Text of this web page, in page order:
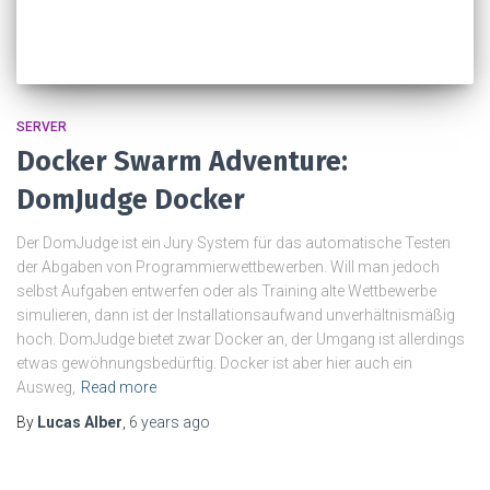
SERVER
Docker Swarm Adventure:
DomJudge Docker
Der DomJudge ist ein Jury System für das automatische Testen
der Abgaben von Programmierwettbewerben. Will man jedoch
selbst Aufgaben entwerfen oder als Training alte Wettbewerbe
simulieren, dann ist der Installationsaufwand unverhältnismäßig
hoch. DomJudge bietet zwar Docker an, der Umgang ist allerdings
etwas gewöhnungsbedürftig. Docker ist aber hier auch ein
Ausweg,
Read more
By Lucas Alber 6 years ago